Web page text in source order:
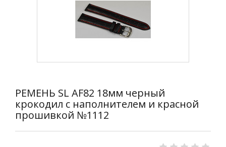
РЕМЕНЬ SL AF82 18мм черный
крокодил с наполнителем и красной
прошивкой №1112